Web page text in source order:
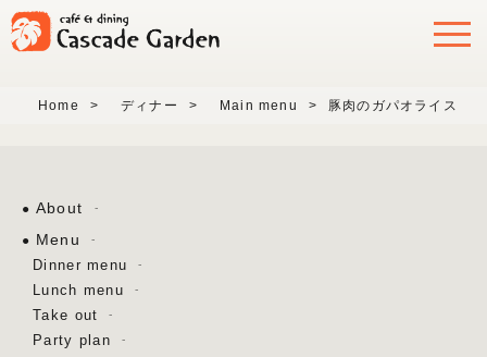
Home > ディナー > Main menu > 豚肉のガパオライス
About
Menu
Dinner menu
Lunch menu
Take out
Party plan